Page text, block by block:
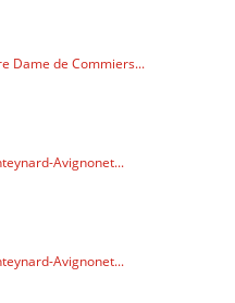
Dame de Commiers...
Avignonet...
Avignonet...